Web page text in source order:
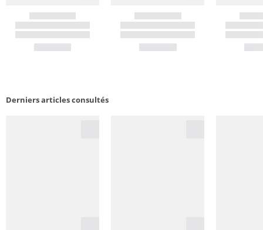
Derniers articles consultés